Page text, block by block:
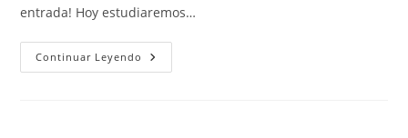
entrada! Hoy estudiaremos…
Continuar Leyendo Física
Y